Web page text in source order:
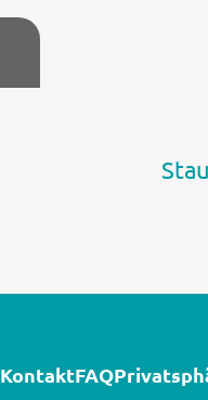
KontaktFAQ